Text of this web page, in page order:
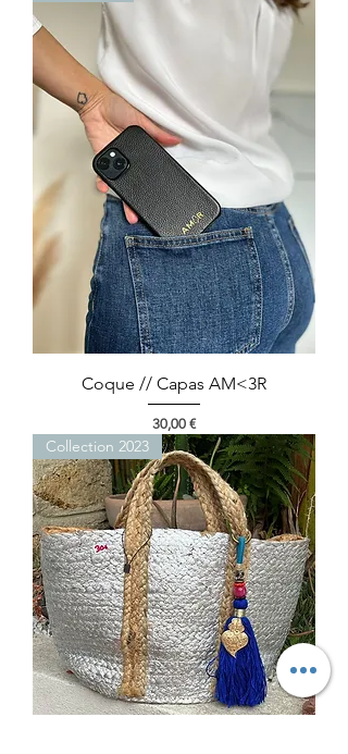
Coque // Capas AM<3R
Preço
30,00 €
Collection 2023